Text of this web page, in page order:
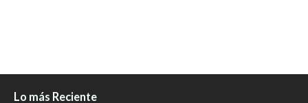
Lo más Reciente